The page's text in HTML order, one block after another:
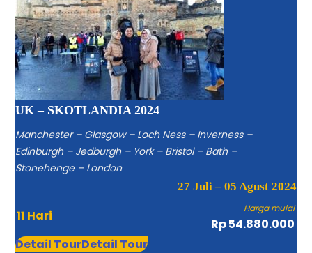
UK – SKOTLANDIA 2024
Manchester – Glasgow – Loch Ness – Inverness –
Edinburgh – Jedburgh – York – Bristol – Bath –
Stonehenge – London
27 Juli – 05 Agust 2024
11 Hari Harga mulai
Rp 54.880.000
Detail TourDetail Tour